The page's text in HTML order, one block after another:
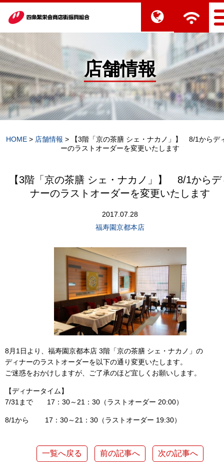
店舗情報
HOME > 店舗情報 >
【3階「京の茶膳 シェ・ナカノ」】 8/1からデ
ーのラストオーダーを変更いたします
【3階「京の茶膳 シェ・ナカノ」】 8/1からデ
ナーのラストオーダーを変更いたします
2017.07.28
福寿園京都本店
8月1日より、福寿園京都本店 3階「京の茶膳 シェ・ナカノ」の
ディナーのラストオーダーを以下の通り変更いたします。
ご迷惑をおかけしますが、ご了承のほど宜しくお願いします。
【ディナータイム】
7/31まで 17：30～21：30（ラストオーダー 20:00）
8/1から 17：30～21：30（ラストオーダー 19:30）
一覧へ戻る 前の記事へ 次の記事へ